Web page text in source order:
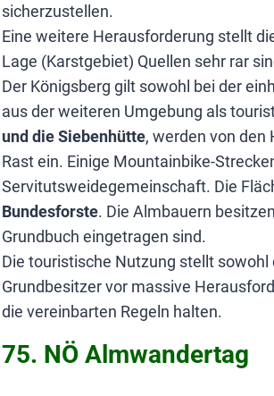
sicherzustellen.
Eine weitere Herausforderung stellt
Lage (Karstgebiet) Quellen sehr rar
Der Königsberg gilt sowohl bei der
aus der weiteren Umgebung als
und die Siebenhütte, werden von den
Rast ein. Einige Mountainbike-
Servitutsweidegemeinschaft. Die
Bundesforste. Die Almbauern
Grundbuch eingetragen sind.
Die touristische Nutzung stellt
Grundbesitzer vor massive
die vereinbarten Regeln halten.
75. NÖ Almwandertag